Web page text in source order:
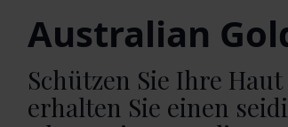
Australian
Schützen Sie Ihre
erhalten Sie einen